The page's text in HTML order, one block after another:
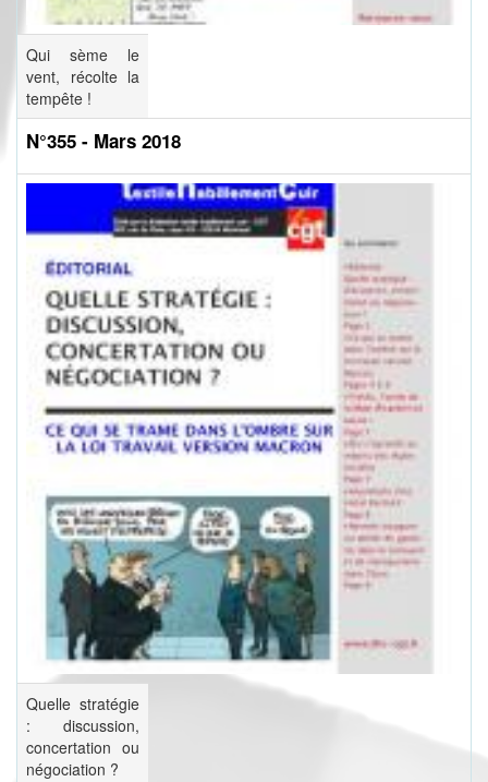
Qui sème le
vent, récolte la
tempête !
N°355 - Mars 2018
Quelle stratégie
: discussion,
concertation ou
négociation ?